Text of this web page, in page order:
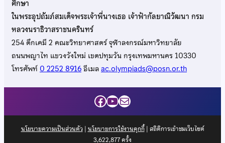
ศึกษา
ในพระอุปถัมภ์สมเด็จพระเจ้าพี่นางเธอ เจ้าฟ้ากัลยาณิวัฒนา กรม
หลวงนราธิวาสราชนครินทร์
254 ตึกเคมี 2 คณะวิทยาศาสตร์ จุฬาลงกรณ์มหาวิทยาลัย
ถนนพญาไท แขวงวังใหม่ เขตปทุมวัน กรุงเทพมหานคร 10330
โทรศัพท์0 2252 8916อีเมลac.olympiads@posn.or.th
Facebook
YouTube
Mail
นโยบายความเป็นส่วนตัว| นโยบายการใช้งานคุกกี้| สถิติการเข้าชมเว็บไซต์
3,622,877ครั้ง